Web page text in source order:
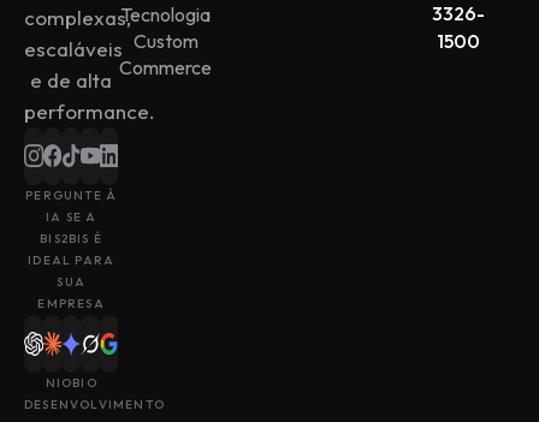
complexas,
escaláveis
e de alta
performance.
PERGUNTE À
IA SE A
BIS2BIS É
IDEAL PARA
SUA
EMPRESA
NIOBIO
DESENVOLVIMENTO
Tecnologia
Custom
Commerce
3326-
1500